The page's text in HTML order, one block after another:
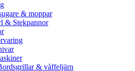
& moppar
& Stekpannor
& våffeljärn